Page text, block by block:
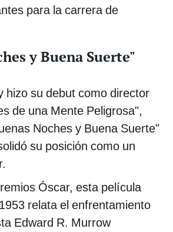
para la carrera de
y Buena Suerte"
hizo su debut como director
de una Mente Peligrosa",
Noches y Buena Suerte"
su posición como un
Óscar, esta película
relata el enfrentamiento
Edward R. Murrow